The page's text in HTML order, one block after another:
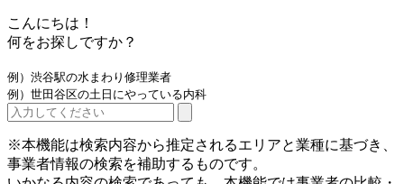
こんにちは！
何をお探しですか？
例）渋谷駅の水まわり修理業者
例）世田谷区の土日にやっている内科
※本機能は検索内容から推定されるエリアと業種に基づき、
事業者情報の検索を補助するものです。